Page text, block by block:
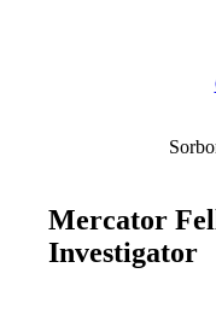
Mercator
Investigator